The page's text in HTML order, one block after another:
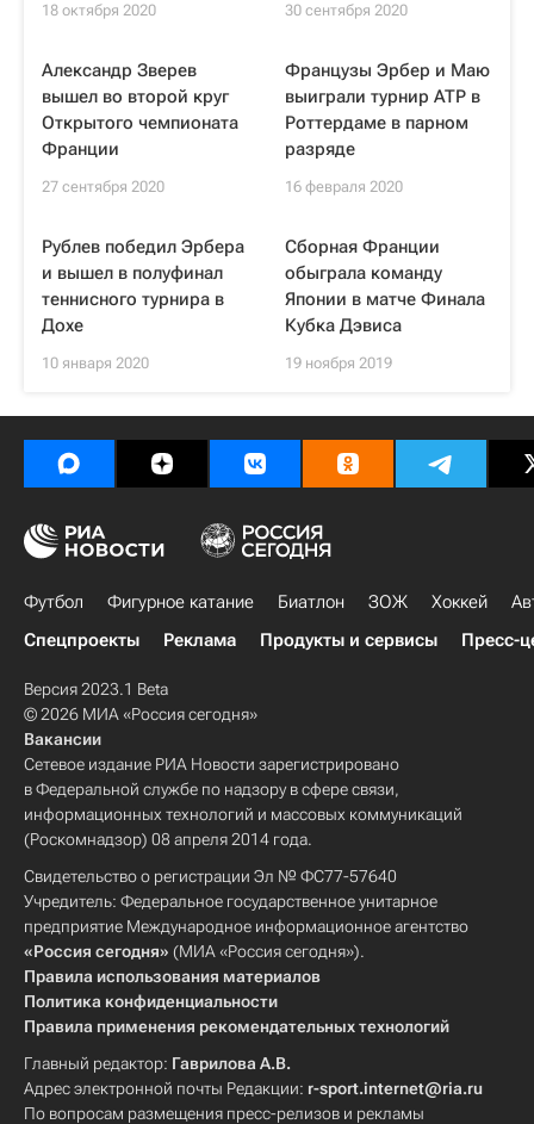
18 октября 2020 30 сентября 2020
Александр Зверев
вышел во второй круг
Открытого чемпионата
Франции
27 сентября 2020
Французы Эрбер и Маю
выиграли турнир ATP в
Роттердаме в парном
разряде
16 февраля 2020
Рублев победил Эрбера
и вышел в полуфинал
теннисного турнира в
Дохе
10 января 2020
Сборная Франции
обыграла команду
Японии в матче Финала
Кубка Дэвиса
19 ноября 2019
Футбол Фигурное катание Биатлон ЗОЖ Хоккей
Спецпроекты
Реклама Продукты и сервисы Пресс-
Версия 2023.1 Beta
© 2026 МИА «Россия сегодня»
Вакансии
Сетевое издание РИА Новости зарегистрировано
в Федеральной службе по надзору в сфере связи,
информационных технологий и массовых коммуникаций
(Роскомнадзор) 08 апреля 2014 года.
Свидетельство о регистрации Эл № ФС77-57640
Учредитель: Федеральное государственное унитарное
предприятие Международное информационное агентство
«Россия сегодня» (МИА «Россия сегодня»).
Правила использования материалов
Политика конфиденциальности
Правила применения рекомендательных технологий
Главный редактор: Гаврилова А.В.
Адрес электронной почты Редакции: r-sport.internet@ria.ru
По вопросам размещения пресс-релизов и рекламы